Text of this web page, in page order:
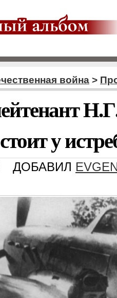
война >
у
ДОБАВИЛ